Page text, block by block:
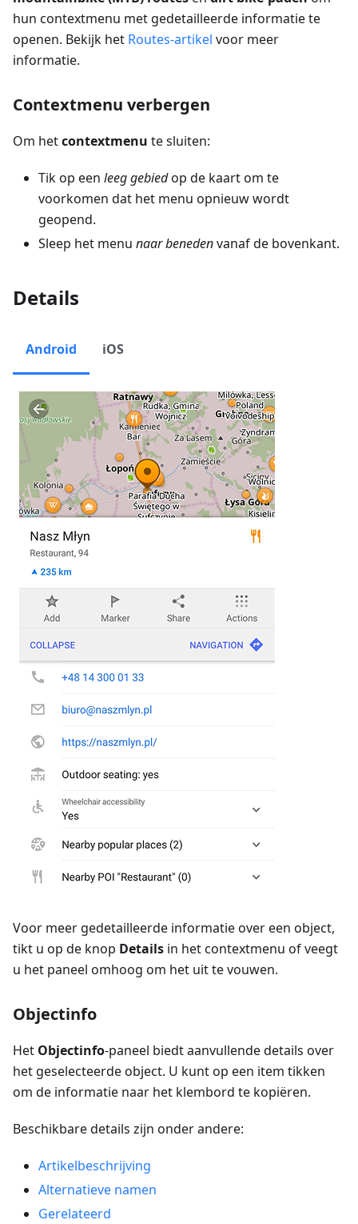
hun contextmenu met gedetailleerde informatie te
openen. Bekijk het Routes-artikel voor meer
informatie.
Contextmenu verbergen
Om hetcontextmenu te sluiten:
Tik op een leeg gebiedop de kaart om te
voorkomen dat het menu opnieuw wordt
geopend.
Sleep het menu naar benedenvanaf de bovenkant.
Details
Android iOS
Voor meer gedetailleerde informatie over een object,
tikt u op de knop Details in het contextmenu of veegt
u het paneel omhoog om het uit te vouwen.
Objectinfo
Het Objectinfo-paneel biedt aanvullende details over
het geselecteerde object. U kunt op een item tikken
om de informatie naar het klembord te kopiëren.
Beschikbare details zijn onder andere:
Artikelbeschrijving
Alternatieve namen
Gerelateerd